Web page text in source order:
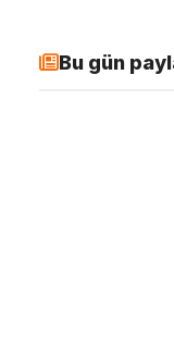
Bu gün